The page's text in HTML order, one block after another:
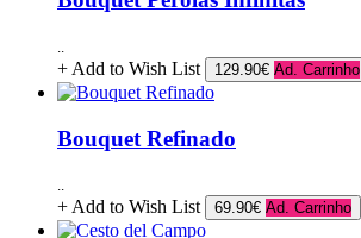
+ Add to Wish List 129.90€ Ad. Carrinho
Bouquet Refinado
..
+ Add to Wish List 69.90€ Ad. Carrinho